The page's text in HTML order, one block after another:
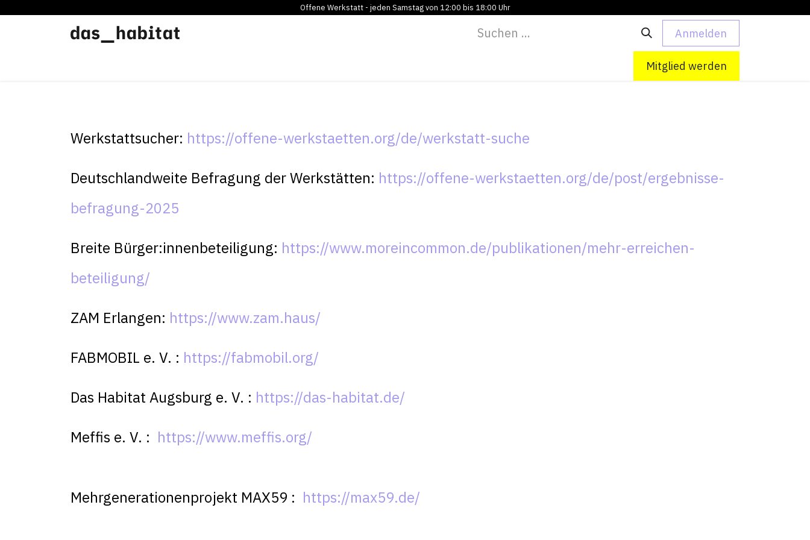
Offene Werkstatt - jeden Samstag von 12:00 bis 18:00 Uhr
Anmelden
Mitglied werden
Werkstattsucher: https://offene-werkstaetten.org/de/werkstatt-suche
Deutschlandweite Befragung der Werkstätten: https://offene-werkstaetten.org/de/post/ergebnisse-
befragung-2025
Breite Bürger:innenbeteiligung: https://www.moreincommon.de/publikationen/mehr-erreichen-
beteiligung/
ZAM Erlangen: https://www.zam.haus/
FABMOBIL e. V. : https://fabmobil.org/
Das Habitat Augsburg e. V. : https://das-habitat.de/
Meffis e. V. : https://www.meffis.org/
Mehrgenerationenprojekt MAX59 : https://max59.de/